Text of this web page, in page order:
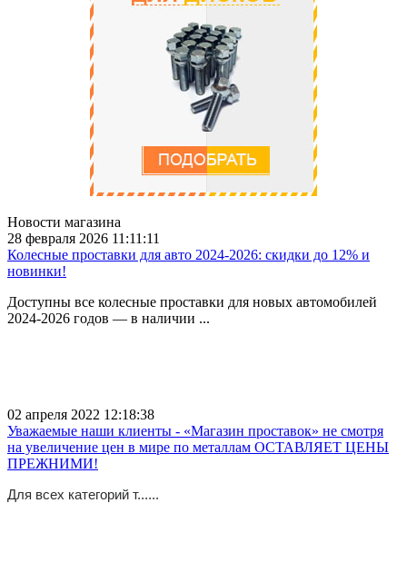
Новости магазина
28 февраля 2026 11:11:11
Колесные проставки для авто 2024-2026: скидки до 12% и
новинки!
Доступны все колесные проставки для новых автомобилей
2024-2026 годов — в наличии ...
02 апреля 2022 12:18:38
Уважаемые наши клиенты - «Магазин проставок» не смотря
на увеличение цен в мире по металлам ОСТАВЛЯЕТ ЦЕНЫ
ПРЕЖНИМИ!
Для всех категорий т......